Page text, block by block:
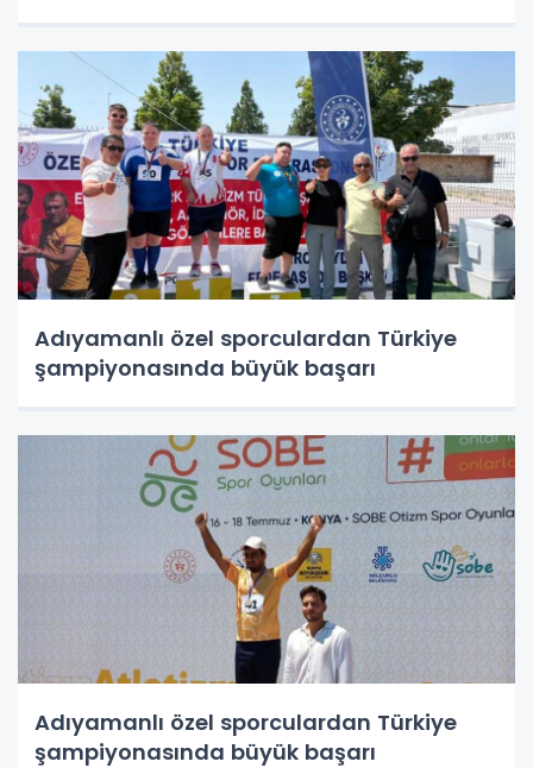
Adıyamanlı özel sporculardan Türkiye
şampiyonasında büyük başarı
Adıyamanlı özel sporculardan Türkiye
şampiyonasında büyük başarı